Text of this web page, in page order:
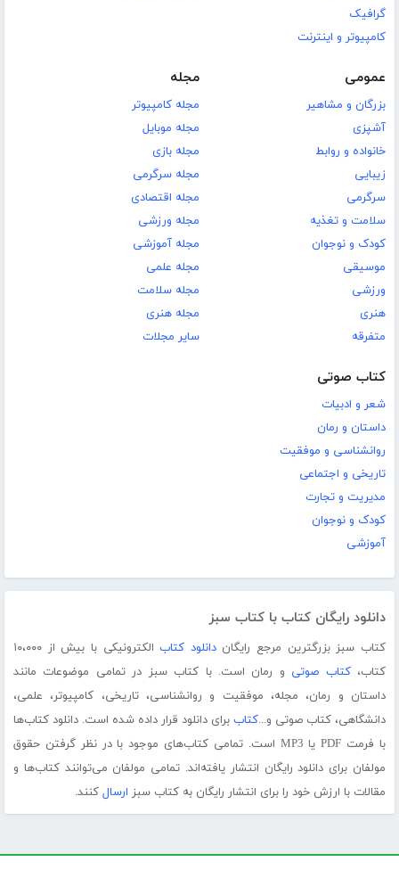
گرافیک
کامپیوتر و اینترنت
عمومی
بزرگان و مشاهیر
آشپزی
خانواده و روابط
زیبایی
سرگرمی
سلامت و تغذیه
کودک و نوجوان
موسیقی
ورزشی
هنری
متفرقه
مجله
مجله کامپیوتر
مجله موبایل
مجله بازی
مجله سرگرمی
مجله اقتصادی
مجله ورزشی
مجله آموزشی
مجله علمی
مجله سلامت
مجله هنری
سایر مجلات
کتاب صوتی
شعر و ادبیات
داستان و رمان
روانشناسی و موفقیت
تاریخی و اجتماعی
مدیریت و تجارت
کودک و نوجوان
آموزشی
دانلود رایگان کتاب با کتاب سبز
کتاب سبز بزرگترین مرجع رایگاندانلود کتاب
الکترونیکی با بیش از ۱۰،۰۰۰
کتاب،کتاب صوتی و رمان است. با کتاب سبز در تمامی موضوعات مانند
داستان و رمان، مجله، موفقیت و روانشناسی، تاریخی، کامپیوتر، علمی،
دانشگاهی، کتاب صوتی و...کتاب برای دانلود قرار داده شده است. دانلود کتاب‌ها
با فرمت PDF یا MP3 است. تمامی کتاب‌های موجود با در نظر گرفتن حقوق
مولفان برای دانلود رایگان انتشار یافته‌اند. تمامی مولفان می‌توانند کتاب‌ها و
مقالات با ارزش خود را برای انتشار رایگان به کتاب سبز ارسال کنند.